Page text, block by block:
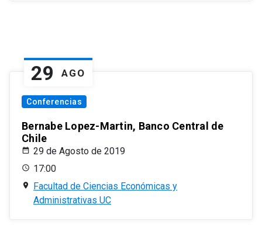
29 AGO
Conferencias
Bernabe Lopez-Martin, Banco Central de
Chile
29 de Agosto de 2019
17:00
Facultad de Ciencias Económicas y
Administrativas UC